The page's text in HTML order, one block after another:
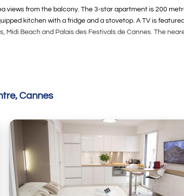
views from the balcony. The 3-star apartment is 200
kitchen with a fridge and a stovetop. A TV is
Beach and Palais des Festivals de Cannes. The
staying at this Appartement for your next visit, you
facilities that have been listed below. Please note that
We solely rely on their shared details and are regarded
this Appartement, please let us know.
Cannes